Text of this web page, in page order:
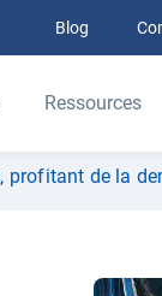
Blog
Ressources
profitant de la